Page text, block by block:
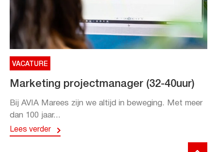
VACATURE
Marketing projectmanager (32-40uur)
Bij AVIA Marees zijn we altijd in beweging. Met meer
dan 100 jaar...
Lees verder